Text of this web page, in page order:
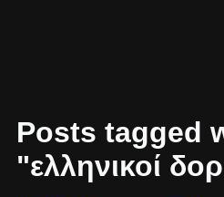
Posts tagged
"ελληνικοί